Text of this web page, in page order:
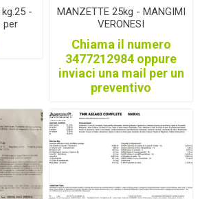
-
per
MANZETTE 25kg - MANGIMI
VERONESI
Chiama il numero
3477212984 oppure
inviaci una mail per un
preventivo